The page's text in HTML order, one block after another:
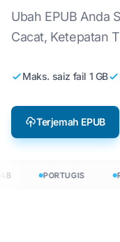
Ubah EPUB Anda
Cacat, Ketepatan
Maks. saiz fail 1 GB
Terjemah EPUB
PORTUGIS